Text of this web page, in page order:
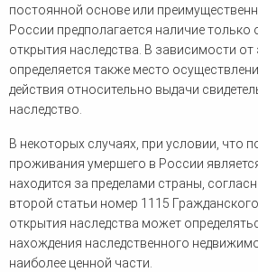
постоянной основе или
России предполагается наличие только
открытия наследства. В зависимости от
определяется также место
действия относительно выдачи
наследство.
В некоторых случаях, при условии, что
проживания умершего в России
находится за пределами страны,
второй статьи номер 1115
открытия наследства может
нахождения наследственного
наиболее ценной части.